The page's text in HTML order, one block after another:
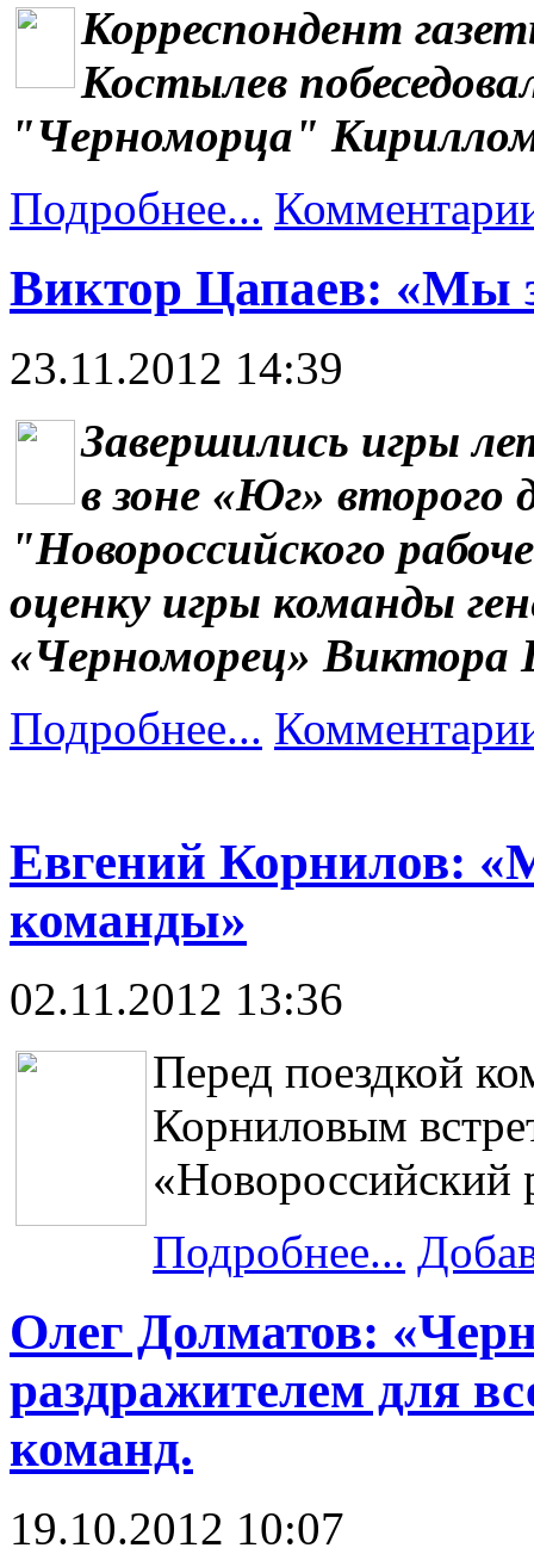
Корреспондент
Костылев
"Черноморца"
Подробнее...
Виктор Цапаев: «Мы
23.11.2012 14:39
Завершились игры
в зоне «Юг» второго
"Новороссийского
оценку игры команды
«Черноморец» Виктора
Подробнее...
Евгений Корнилов:
команды»
02.11.2012 13:36
Перед поездкой
Корниловым
«Новороссийский
Подробнее...
Олег Долматов:
раздражителем для
команд.
19.10.2012 10:07